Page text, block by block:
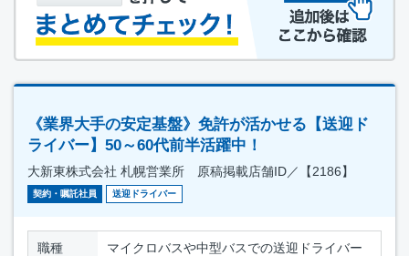
《業界大手の安定基盤》免許が活かせる【送迎ド
ライバー】50～60代前半活躍中！
大新東株式会社 札幌営業所 原稿掲載店舗ID／【2186】
契約・嘱託社員 送迎ドライバー
職種 マイクロバスや中型バスでの送迎ドライバー